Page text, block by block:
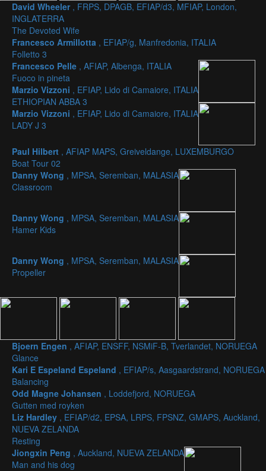
David Wheeler , FRPS, DPAGB, EFIAP/d3, MFIAP, London,
INGLATERRA
The Devoted Wife
Francesco Armillotta , EFIAP/g, Manfredonia, ITALIA
Folletto 3
Francesco Pelle , AFIAP, Albenga, ITALIA
Fuoco in pineta
Marzio Vizzoni , EFIAP, Lido di Camaiore, ITALIA
ETHIOPIAN ABBA 3
Marzio Vizzoni , EFIAP, Lido di Camaiore, ITALIA
LADY J 3
Paul Hilbert , AFIAP MAPS, Greiveldange, LUXEMBURGO
Boat Tour 02
Danny Wong , MPSA, Seremban, MALASIA
Classroom
Danny Wong , MPSA, Seremban, MALASIA
Hamer Kids
Danny Wong , MPSA, Seremban, MALASIA
Propeller
Bjoern Engen , AFIAP, ENSFF, NSMiF-B, Tverlandet, NORUEGA
Glance
Kari E Espeland Espeland , EFIAP/s, Aasgaardstrand, NORUEGA
Balancing
Odd Magne Johansen , Loddefjord, NORUEGA
Gutten med royken
Liz Hardley , EFIAP/d2, EPSA, LRPS, FPSNZ, GMAPS, Auckland,
NUEVA ZELANDA
Resting
Jiongxin Peng , Auckland, NUEVA ZELANDA
Man and his dog